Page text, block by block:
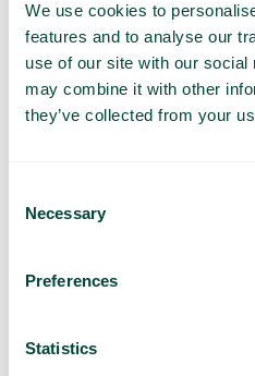
We use cookies to
features and to analyse our
use of our site with our
may combine it with other
they’ve collected from your
Selection
Necessary
Preferences
Statistics
kundebase
Vi har nok en gang forlenget
Sverige. Det...
Les mer